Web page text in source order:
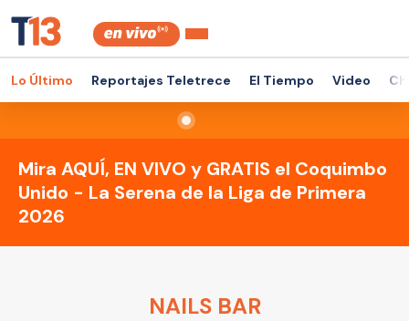
Lo Último Reportajes Teletrece El Tiempo Video
Mira AQUÍ, EN VIVO y GRATIS el Coquimbo
Unido - La Serena de la Liga de Primera
2026
NAILS BAR